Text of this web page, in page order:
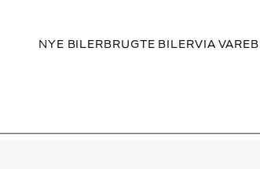
NYE BILER BRUGTE BILERVIA